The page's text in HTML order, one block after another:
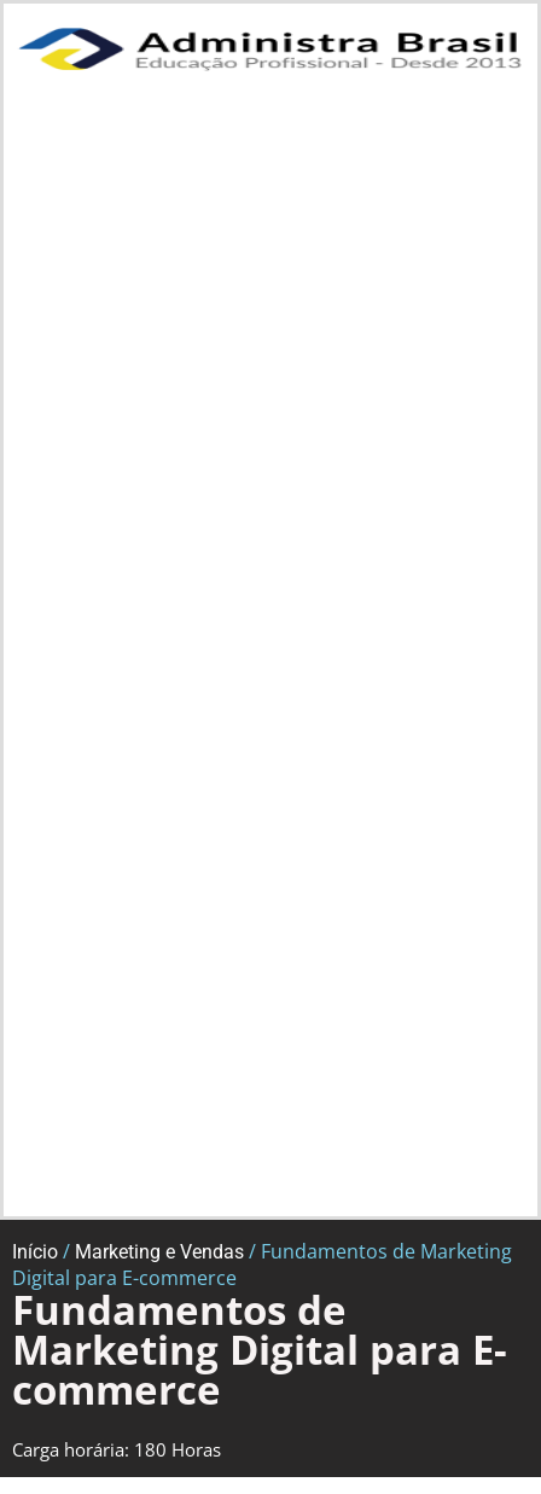
Início / Marketing e Vendas / Fundamentos de Marketing
Digital para E-commerce
Fundamentos de
Marketing Digital para E-
commerce
Carga horária: 180 Horas